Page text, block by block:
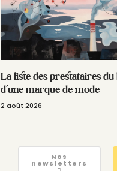
La liste des prestataires
d’une marque de mode
2 août 2026
Nos
newsletters